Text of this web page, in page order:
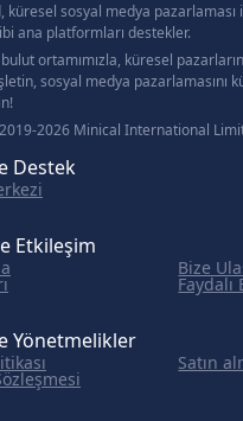
küresel sosyal medya pazarlaması
ana platformları destekler.
ortamımızla, küresel
sosyal medya pazarlamasını
2026 Minical International
Destek
Etkileşim
Bize
Faydalı
Yönetmelikler
Satın